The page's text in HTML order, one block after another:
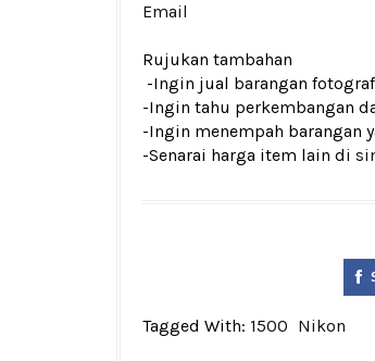
Email
Rujukan tambahan
-Ingin jual barangan
-Ingin tahu perkembangan
-Ingin menempah barangan
-Senarai harga item lain di
Tagged With: 1500 Nikon